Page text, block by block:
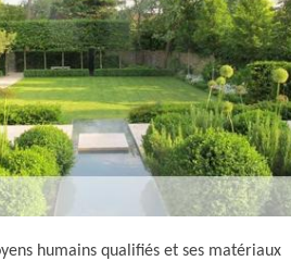
humains qualifiés et ses matériaux